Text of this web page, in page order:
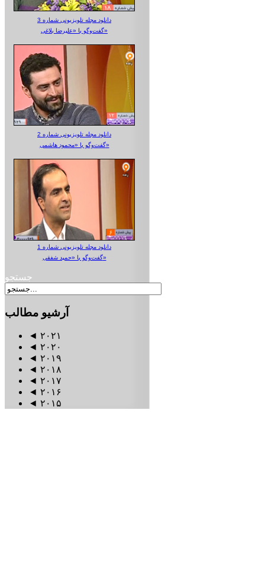
دانلود مجله تلویزیونی شماره 3
گفت‌وگو با «علیرضا بلاغی»
دانلود مجله تلویزیونی شماره 2
گفت‌وگو با «محمود هاشمی»
دانلود مجله تلویزیونی شماره 1
گفت‌وگو با «حمید شفقی»
جستجو
آرشیو مطالب
◄ ۲۰۲۱
◄ ۲۰۲۰
◄ ۲۰۱۹
◄ ۲۰۱۸
◄ ۲۰۱۷
◄ ۲۰۱۶
◄ ۲۰۱۵